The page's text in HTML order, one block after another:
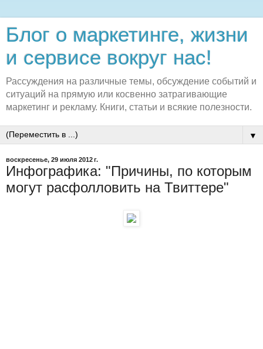
Блог о маркетинге, жизни
и сервисе вокруг нас!
Рассуждения на различные темы, обсуждение событий и
ситуаций на прямую или косвенно затрагивающие
маркетинг и рекламу. Книги, статьи и всякие полезности.
▼
воскресенье, 29 июля 2012 г.
Инфографика: "Причины, по которым
могут расфолловить на Твиттере"